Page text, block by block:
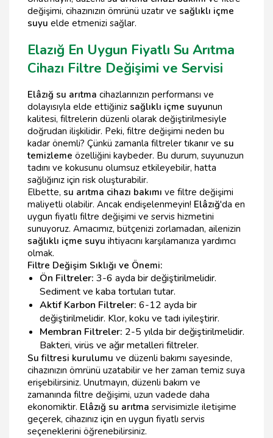
değişimi, cihazınızın ömrünü uzatır ve sağlıklı içme
suyu elde etmenizi sağlar.
Elazığ En Uygun Fiyatlı Su Arıtma
Cihazı Filtre Değişimi ve Servisi
Elâzığ su arıtma cihazlarınızın performansı ve
dolayısıyla elde ettiğiniz sağlıklı içme suyunun
kalitesi, filtrelerin düzenli olarak değiştirilmesiyle
doğrudan ilişkilidir. Peki, filtre değişimi neden bu
kadar önemli? Çünkü zamanla filtreler tıkanır ve su
temizleme özelliğini kaybeder. Bu durum, suyunuzun
tadını ve kokusunu olumsuz etkileyebilir, hatta
sağlığınız için risk oluşturabilir.
Elbette, su arıtma cihazı bakımı ve filtre değişimi
maliyetli olabilir. Ancak endişelenmeyin! Elâzığ'da en
uygun fiyatlı filtre değişimi ve servis hizmetini
sunuyoruz. Amacımız, bütçenizi zorlamadan, ailenizin
sağlıklı içme suyu ihtiyacını karşılamanıza yardımcı
olmak.
Filtre Değişim Sıklığı ve Önemi:
Ön Filtreler: 3-6 ayda bir değiştirilmelidir.
Sediment ve kaba tortuları tutar.
Aktif Karbon Filtreler: 6-12 ayda bir
değiştirilmelidir. Klor, koku ve tadı iyileştirir.
Membran Filtreler: 2-5 yılda bir değiştirilmelidir.
Bakteri, virüs ve ağır metalleri filtreler.
Su filtresi kurulumu ve düzenli bakımı sayesinde,
cihazınızın ömrünü uzatabilir ve her zaman temiz suya
erişebilirsiniz. Unutmayın, düzenli bakım ve
zamanında filtre değişimi, uzun vadede daha
ekonomiktir. Elâzığ su arıtma servisimizle iletişime
geçerek, cihazınız için en uygun fiyatlı servis
seçeneklerini öğrenebilirsiniz.